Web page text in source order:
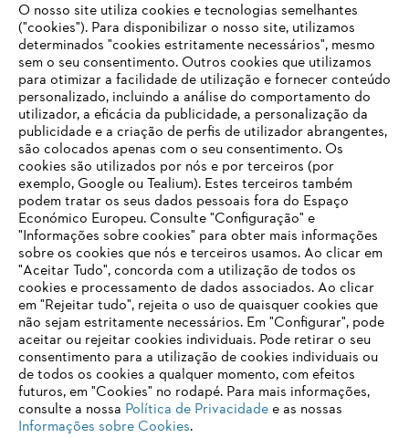
A História da STIHL
Informações para fornecedores
Produtos
Contato
Carreira
Sistema de denúncia
O nosso site utiliza cookies e tecnologias semelhantes
("cookies"). Para disponibilizar o nosso site, utilizamos
determinados "cookies estritamente necessários", mesmo
sem o seu consentimento. Outros cookies que utilizamos
para otimizar a facilidade de utilização e fornecer conteúdo
personalizado, incluindo a análise do comportamento do
utilizador, a eficácia da publicidade, a personalização da
publicidade e a criação de perfis de utilizador abrangentes,
são colocados apenas com o seu consentimento. Os
cookies são utilizados por nós e por terceiros (por
exemplo, Google ou Tealium). Estes terceiros também
podem tratar os seus dados pessoais fora do Espaço
Económico Europeu. Consulte "Configuração" e
"Informações sobre cookies" para obter mais informações
sobre os cookies que nós e terceiros usamos. Ao clicar em
"Aceitar Tudo", concorda com a utilização de todos os
cookies e processamento de dados associados. Ao clicar
em "Rejeitar tudo", rejeita o uso de quaisquer cookies que
não sejam estritamente necessários. Em "Configurar", pode
aceitar ou rejeitar cookies individuais. Pode retirar o seu
consentimento para a utilização de cookies individuais ou
de todos os cookies a qualquer momento, com efeitos
futuros, em "Cookies" no rodapé. Para mais informações,
consulte a nossa Política de Privacidadee as nossas
Informações sobre Cookies.